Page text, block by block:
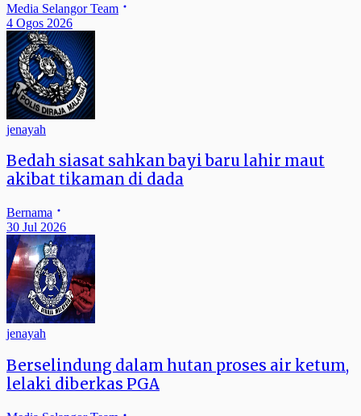
Media Selangor Team
4 Ogos 2026
jenayah
Bedah siasat sahkan bayi baru lahir maut
akibat tikaman di dada
Bernama
30 Jul 2026
jenayah
Berselindung dalam hutan proses air ketum,
lelaki diberkas PGA